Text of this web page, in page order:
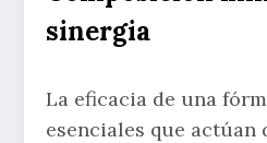
sinergia
La eficacia de una
esenciales que